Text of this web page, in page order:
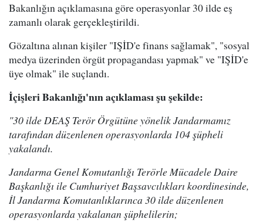
Bakanlığın açıklamasına göre operasyonlar 30 ilde eş
zamanlı olarak gerçekleştirildi.
Gözaltına alınan kişiler "IŞİD'e finans sağlamak", "sosyal
medya üzerinden örgüt propagandası yapmak" ve "IŞİD'e
üye olmak" ile suçlandı.
İçişleri Bakanlığı'nın açıklaması şu şekilde:
"30 ilde DEAŞ Terör Örgütüne yönelik Jandarmamız
tarafından düzenlenen operasyonlarda 104 şüpheli
yakalandı.
Jandarma Genel Komutanlığı Terörle Mücadele Daire
Başkanlığı ile Cumhuriyet Başsavcılıkları koordinesinde,
İl Jandarma Komutanlıklarınca 30 ilde düzenlenen
operasyonlarda yakalanan şüphelilerin;